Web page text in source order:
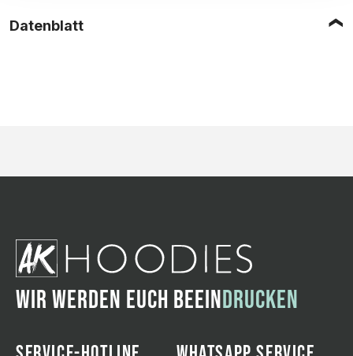
Datenblatt
WIR WERDEN EUCH BEEINDRUCKEN